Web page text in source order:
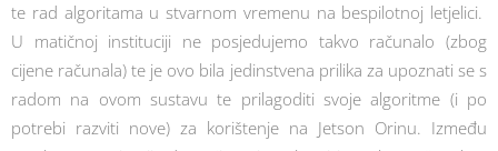
te rad algoritama u stvarnom vremenu na bespilotnoj letjelici.
U matičnoj instituciji ne posjedujemo takvo računalo (zbog
cijene računala) te je ovo bila jedinstvena prilika za upoznati se s
radom na ovom sustavu te prilagoditi svoje algoritme (i po
potrebi razviti nove) za korištenje na Jetson Orinu. Između